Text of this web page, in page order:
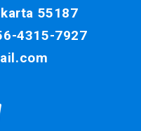
55187
4315-7927